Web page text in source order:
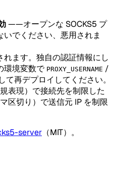
——オープンな SOCKS5 プ
いでください、悪用されま
ます。独自の認証情報にし
環境変数で PROXY_USERNAME /
て再デプロイしてください。
規表現）で接続先を制限した
マ区切り）で送信元 IP を制限
server （MIT）。